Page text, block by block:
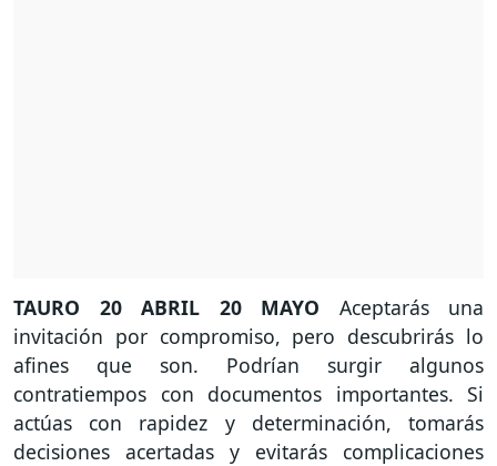
TAURO 20 ABRIL 20 MAYO Aceptarás una
invitación por compromiso, pero descubrirás lo
afines que son. Podrían surgir algunos
contratiempos con documentos importantes. Si
actúas con rapidez y determinación, tomarás
decisiones acertadas y evitarás complicaciones